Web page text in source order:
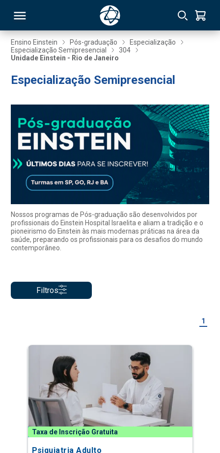
Ensino Einstein Pós-graduação
Especialização
Especialização Semipresencial
304
Unidade Einstein - Rio de Janeiro
Especialização Semipresencial
Nossos programas de Pós-graduação são desenvolvidos por
profissionais do Einstein Hospital Israelita e aliam a tradição e o
pioneirismo do Einstein às mais modernas práticas na área da
saúde, preparando os profissionais para os desafios do mundo
contemporâneo.
Filtros
1
Taxa de Inscrição Gratuita
Psiquiatria Adulto